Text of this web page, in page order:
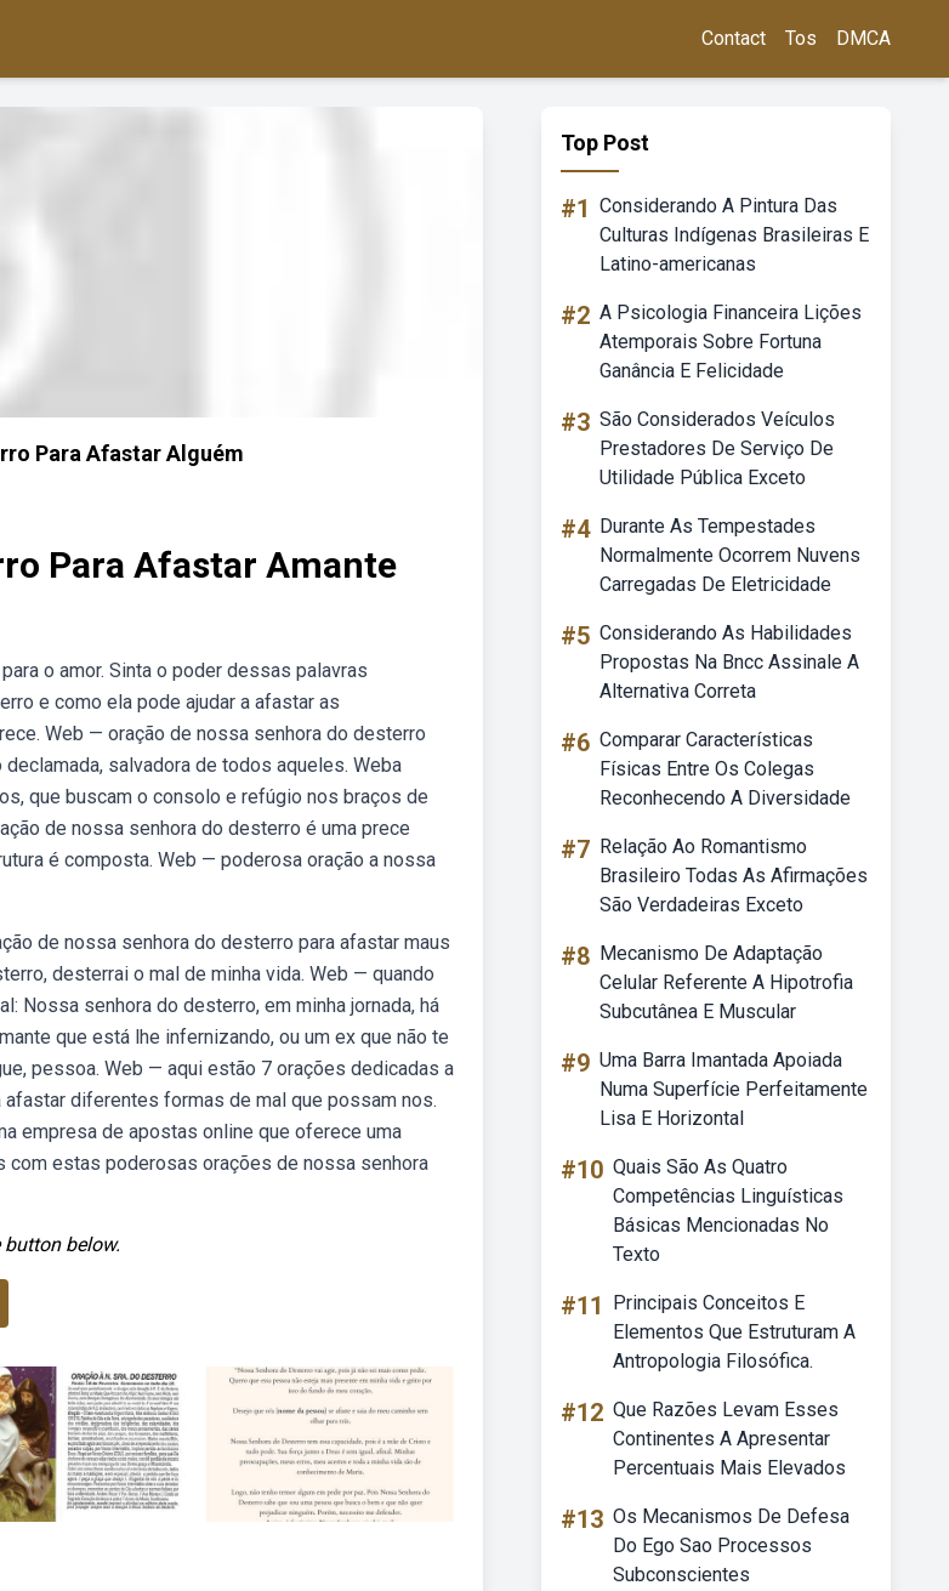
Contact Tos DMCA
Para Afastar Alguém
Para Afastar Amante
o amor. Sinta o poder dessas palavras
e como ela pode ajudar a afastar as
Web — oração de nossa senhora do desterro
salvadora de todos aqueles. Weba
que buscam o consolo e refúgio nos braços de
de nossa senhora do desterro é uma prece
é composta. Web — poderosa oração a nossa
de nossa senhora do desterro para afastar maus
desterrai o mal de minha vida. Web — quando
Nossa senhora do desterro, em minha jornada, há
que está lhe infernizando, ou um ex que não te
pessoa. Web — aqui estão 7 orações dedicadas a
diferentes formas de mal que possam nos.
empresa de apostas online que oferece uma
estas poderosas orações de nossa senhora
below.
Top Post
#1 Considerando A Pintura Das
Culturas Indígenas Brasileiras E
Latino-americanas
#2 A Psicologia Financeira Lições
Atemporais Sobre Fortuna
Ganância E Felicidade
#3 São Considerados Veículos
Prestadores De Serviço De
Utilidade Pública Exceto
#4 Durante As Tempestades
Normalmente Ocorrem Nuvens
Carregadas De Eletricidade
#5 Considerando As Habilidades
Propostas Na Bncc Assinale A
Alternativa Correta
#6 Comparar Características
Físicas Entre Os Colegas
Reconhecendo A Diversidade
#7 Relação Ao Romantismo
Brasileiro Todas As Afirmações
São Verdadeiras Exceto
#8 Mecanismo De Adaptação
Celular Referente A Hipotrofia
Subcutânea E Muscular
#9 Uma Barra Imantada Apoiada
Numa Superfície Perfeitamente
Lisa E Horizontal
#10 Quais São As Quatro
Competências Linguísticas
Básicas Mencionadas No
Texto
#11
Principais Conceitos E
Elementos Que Estruturam A
Antropologia Filosófica.
#12 Que Razões Levam Esses
Continentes A Apresentar
Percentuais Mais Elevados
#13 Os Mecanismos De Defesa
Do Ego Sao Processos
Subconscientes